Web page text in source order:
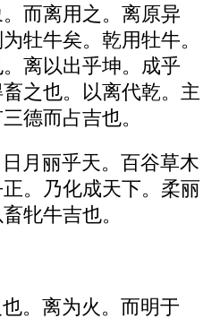
而离用之。离原异
牡牛矣。乾用牡牛。
离以出乎坤。成乎
之也。以离代乾。主
德而占吉也。
月丽乎天。百谷草木
。乃化成天下。柔丽
牝牛吉也。
。离为火。而明于